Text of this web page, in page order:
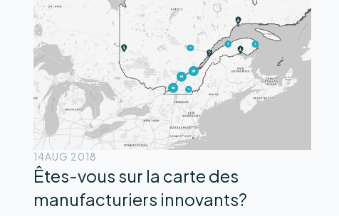
14AUG 2018
Êtes-vous sur la carte des
manufacturiers innovants?